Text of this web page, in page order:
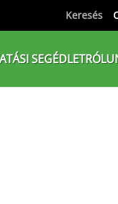
Keresés
SEGÉDLET